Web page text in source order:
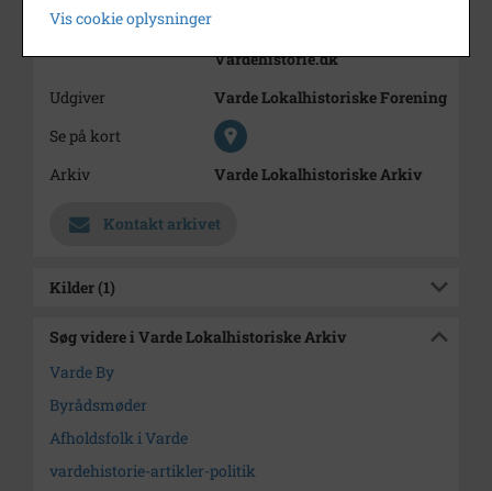
Vardehistorie.dk
Udgiver
Varde Lokalhistoriske Forening
Se på kort
Arkiv
Varde Lokalhistoriske Arkiv
Kontakt arkivet
Kilder (1)
Søg videre i Varde Lokalhistoriske Arkiv
Varde By
Byrådsmøder
Afholdsfolk i Varde
vardehistorie-artikler-politik
Vis cookie oplysninger